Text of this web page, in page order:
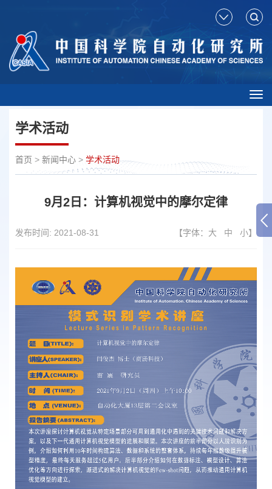
学术活动
首页 > 新闻中心 > 学术活动
9月2日：计算机视觉中的摩尔定律
发布时间: 2021-08-31 【字体： 大 中 小】